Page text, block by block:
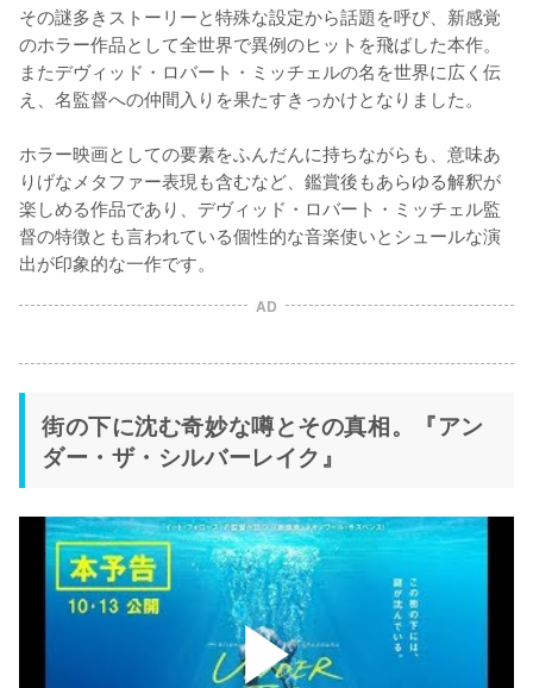
その謎多きストーリーと特殊な設定から話題を呼び、新感覚
のホラー作品として全世界で異例のヒットを飛ばした本作。
またデヴィッド・ロバート・ミッチェルの名を世界に広く伝
え、名監督への仲間入りを果たすきっかけとなりました。
ホラー映画としての要素をふんだんに持ちながらも、意味あ
りげなメタファー表現も含むなど、鑑賞後もあらゆる解釈が
楽しめる作品であり、デヴィッド・ロバート・ミッチェル監
督の特徴とも言われている個性的な音楽使いとシュールな演
出が印象的な一作です。
AD
街の下に沈む奇妙な噂とその真相。『アン
ダー・ザ・シルバーレイク』